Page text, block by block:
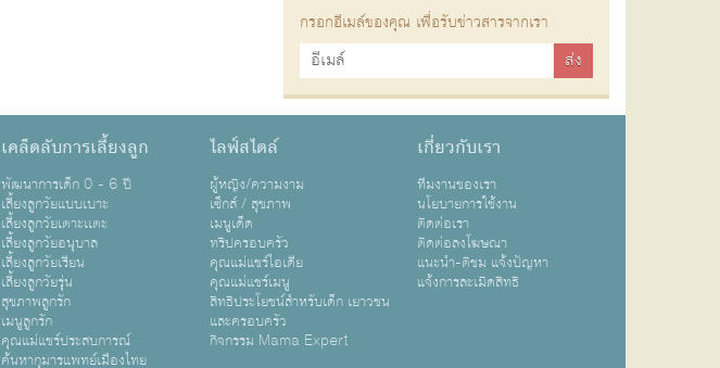
กรอกอีเมล์ของคุณ เพื่อรับข่าวสารจากเรา
เคล็ดลับการเลี้ยงลูก
พัฒนาการเด็ก 0 - 6 ปี
เลี้ยงลูกวัยแบบเบาะ
เลี้ยงลูกวัยเตาะเเตะ
เลี้ยงลูกวัยอนุบาล
เลี้ยงลูกวัยเรียน
เลี้ยงลูกวัยรุ่น
สุขภาพลูกรัก
เมนูลูกรัก
คุณแม่แชร์ประสบการณ์
ค้นหากุมารแพทย์เมืองไทย
ไลฟ์สไตล์
ผู้หญิง/ความงาม
เซ็กส์ / สุขภาพ
เมนูเด็ด
ทริปครอบครัว
คุณแม่แชร์ไอเดีย
คุณแม่แชร์เมนู
สิทธิประโยชน์สำหรับเด็ก เยาวชน
และครอบครัว
กิจกรรม Mama Expert
เกี่ยวกับเรา
ทีมงานของเรา
นโยบายการใช้งาน
ติดต่อเรา
ติดต่อลงโฆษณา
แนะนำ-ติชม แจ้งปัญหา
แจ้งการละเมิดสิทธิ